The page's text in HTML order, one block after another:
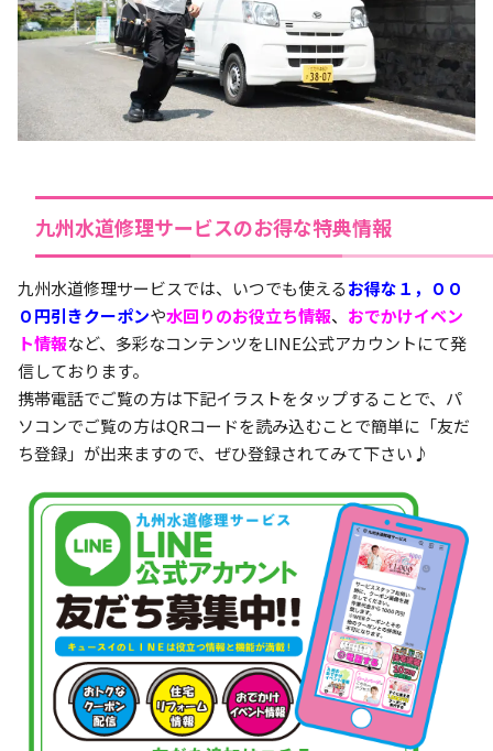
九州水道修理サービスのお得な特典情報
九州水道修理サービスでは、いつでも使えるお得な１，００
０円引きクーポンや水回りのお役立ち情報、 おでかけイベン
ト情報など、多彩なコンテンツをLINE公式アカウントにて発
信しております。
携帯電話でご覧の方は下記イラストをタップすることで、パ
ソコンでご覧の方はQRコードを読み込むことで簡単に「友だ
ち登録」が出来ますので、ぜひ登録されてみて下さい♪